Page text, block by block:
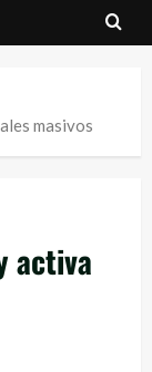
masivos
activa